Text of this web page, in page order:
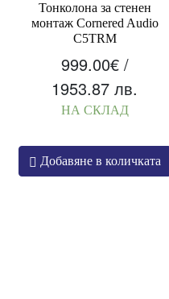
Тонколона за стенен
монтаж Cornered Audio
C5TRM
999.00€/
1953.87 лв.
НА СКЛАД
Добавяне в количката